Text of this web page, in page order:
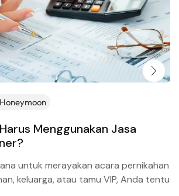
Honeymoon
Menggunakan Jasa
untuk merayakan acara pernikahan
keluarga, atau tamu VIP, Anda tentu